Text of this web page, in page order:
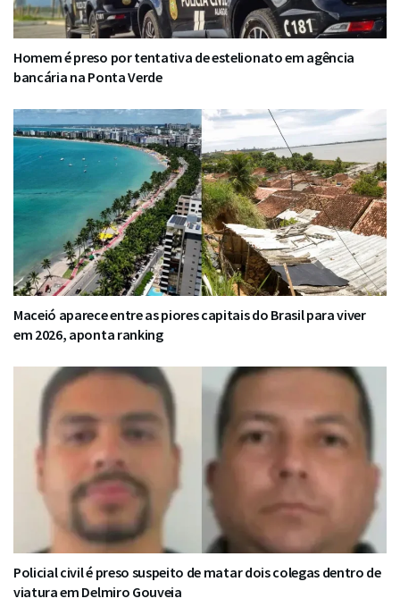
Homem é preso por tentativa de estelionato em agência
bancária na Ponta Verde
Maceió aparece entre as piores capitais do Brasil para viver
em 2026, aponta ranking
Policial civil é preso suspeito de matar dois colegas dentro de
viatura em Delmiro Gouveia